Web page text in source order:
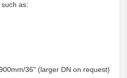
as:
36" (larger DN on request)